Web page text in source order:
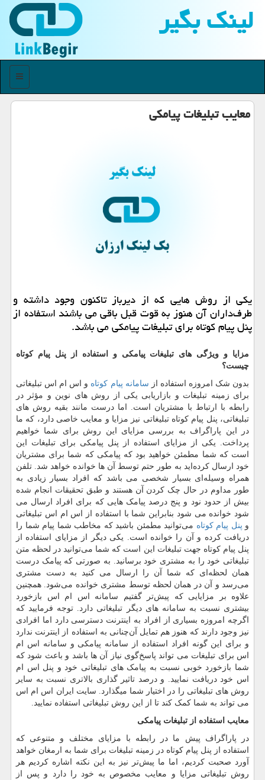
لینك بگیر
منو
معایب تبلیغات پیامكی
یكی از روش‌ هایی كه از دیرباز تاكنون وجود داشته و
طرف‌داران آن هنوز به قوت قبل باقی می باشند استفاده از
پنل پیام كوتاه برای تبلیغات پیامكی می باشد.
مزایا و ویژگی های تبلیغات پیامکی و استفاده از پنل پیام کوتاه
چیست؟
بدون شک امروزه استفاده از سامانه پیام کوتاه و اس ‌ام ‌اس تبلیغاتی
برای زمینه تبلیغات و بازاریابی یکی از روش ‌های نوین و مؤثر در
رابطه با ارتباط با مشتریان است. اما درست مانند بقیه روش های
تبلیغاتی، پنل پیام کوتاه تبلیغاتی نیز مزایا و معایب خاصی دارد، که ما
در این پاراگراف به بررسی مزایای این روش برای شما خواهیم
پرداخت. یکی از مزایای استفاده از پنل پیامکی برای تبلیغات این
است که شما مطمئن خواهید بود که پیامکی که شما برای مشتریان
خود ارسال کرده‌اید به‌ طور حتم توسط آن ‌ها خوانده خواهد شد. تلفن
همراه وسیله‌ای بسیار شخصی می باشد که افراد بسیار زیادی به
طور مداوم در حال چک کردن آن هستند و طبق تحقیقات انجام‌ شده
بیش از حدود نود و پنج درصد پیامک‌ هایی که برای افراد ارسال می
شود خوانده می شود بنابراین شما با استفاده از اس ام اس تبلیغاتی
و پنل پیام کوتاه می‌توانید مطمئن باشید که مخاطب شما پیام شما را
دریافت کرده و آن را خوانده است. یکی دیگر از مزایای استفاده از
پنل پیام کوتاه جهت تبلیغات این است که شما می‌توانید در لحظه متن
تبلیغاتی خود را به مشتری خود برسانید. به صورتی که پیامک درست
همان لحظه‌ای که شما آن را ارسال می کنید به دست مشتری
می‌رسد و آن در همان لحظه توسط مشتری خوانده می‌شود. همچنین
علاوه بر مزایایی که پیش‌تر گفتیم سامانه اس ام اس بازخورد
بیشتری نسبت به سامانه ‌های دیگر تبلیغاتی دارد. توجه فرمایید که
اگرچه امروزه بسیاری از افراد به اینترنت دسترسی دارد اما افرادی
نیز وجود دارند که هنوز هم تمایل آن‌چنانی به استفاده از اینترنت ندارد
و برای این‌ گونه افراد استفاده از سامانه پیامکی و سامانه اس ام
اس برای تبلیغات می تواند پاسخ‌گوی نیاز آن ‌ها باشد و باعث شود که
شما بازخورد خوبی نسبت به پیامک‌ های تبلیغاتی خود و پنل اس ام
اس خود دریافت نمایید. و درصد تاثیر گذاری بالاتری نسبت به سایر
روش های تبلیغاتی را در اختیار شما میگذارد. سایت ایران اس ام اس
می تواند به شما کمک کند تا از این روش تبلیغاتی استفاده نمایید.
معایب استفاده از تبلیغات پیامکی
در پاراگراف پیش ما در رابطه با مزایای مختلف و متنوعی که
استفاده از پنل پیام کوتاه در زمینه تبلیغات برای شما به ارمغان خواهد
‌آورد صحبت کردیم، اما ما پیش‌تر نیز به این نکته اشاره کردیم هر
روش تبلیغاتی مزایا و معایب مخصوص به خود را دارد و پس از